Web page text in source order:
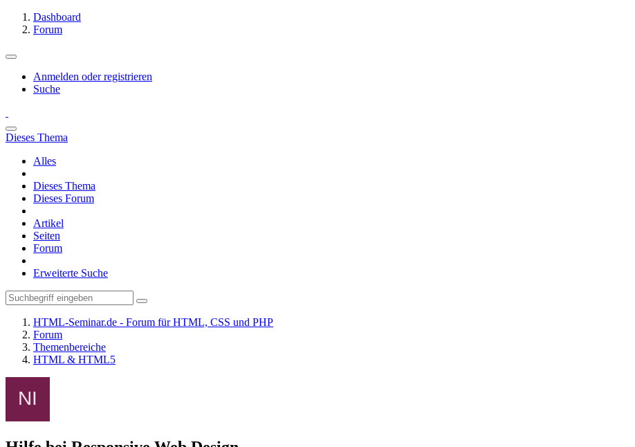
Dashboard
Forum
Anmelden oder registrieren
Suche
Dieses Thema
Alles
Dieses Thema
Dieses Forum
Artikel
Seiten
Forum
Erweiterte Suche
HTML-Seminar.de - Forum für HTML, CSS und PHP
Forum
Themenbereiche
HTML & HTML5